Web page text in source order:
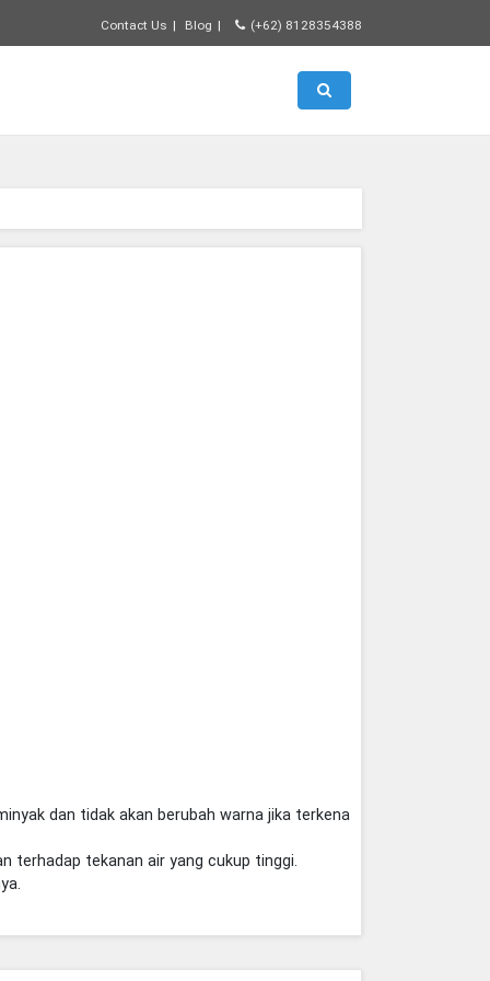
Contact Us Blog (+62) 8128354388
Toggle search
dan tidak akan berubah warna jika terkena
terhadap tekanan air yang cukup tinggi.